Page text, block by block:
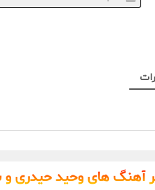
آهنگ های وحید حیدری و